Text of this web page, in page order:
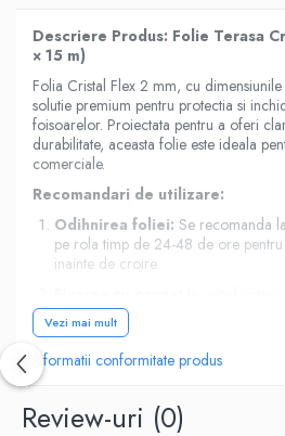
Descriere Produs: Folie Terasa
× 15 m)
Folia Cristal Flex 2 mm, cu
solutie premium pentru protectia si
foisoarelor. Proiectata pentru a oferi
durabilitate, aceasta folie este ideala
comerciale.
Recomandari de utilizare:
Odihnirea foliei: Se recomanda
pe rola timp de 24-48 de ore
inainte de croire.
(disponibile
folosind banda intaritoare pentru tiv
poate fi lipita cu aer cald sau adeziv
poate fi rulata in partea de sus a
PVC (disponibileaici
Vezi mai mult
Informatii conformitate produs
Review-uri (0)